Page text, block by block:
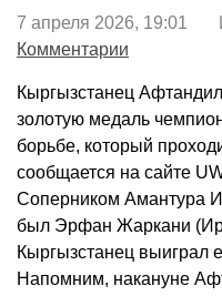
7 апреля 2026, 19:01
Комментарии
Кыргызстанец
золотую медаль
борьбе, который
сообщается на сайте
Соперником Амантура
был Эрфан Жаркани
Кыргызстанец выиграл
Напомним, накануне